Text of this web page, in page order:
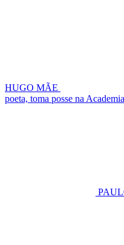
HUGO MÃE
poeta, toma posse na